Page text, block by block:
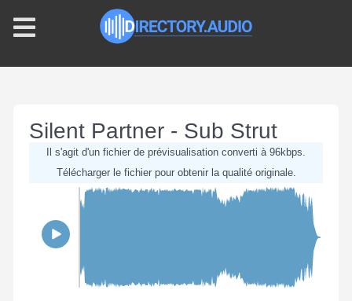
Silent Partner - Sub Strut
Il s'agit d'un fichier de prévisualisation converti à 96kbps.
Télécharger le fichier pour obtenir la qualité originale.